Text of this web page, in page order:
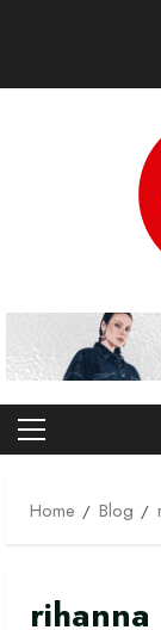
Primary
Home
Blog
rihanna